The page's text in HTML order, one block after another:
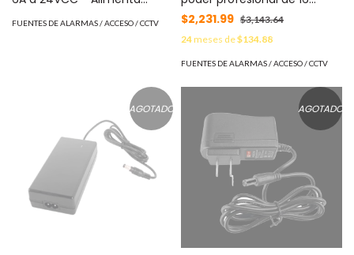
24FS6
FUENTES DE ALARMAS / ACCESO / CCTV
Salidas / 24 Vca @ 20 Amper
con montaje para rack,
voltaje de entrada : 110 Vca
MOD: PL-AC-20A-16R
$2,231.99 $3,143.64
24meses de$134.88
FUENTES DE ALARMAS / ACCESO / CCTV
AGOTADO AGOTADO